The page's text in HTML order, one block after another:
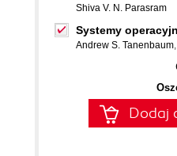
Shiva V. N. Parasram
Systemy
Andrew S. Tanenbaum,
Dodaj